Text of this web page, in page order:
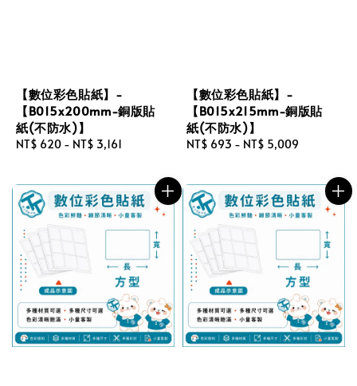
【數位彩色貼紙】-
【B015x200mm-銅版貼
紙(不防水)】
Regular
NT$ 620 - NT$ 3,161
【數位彩色貼紙】-
【B015x215mm-銅版貼
紙(不防水)】
Regular
NT$ 693 - NT$ 5,009